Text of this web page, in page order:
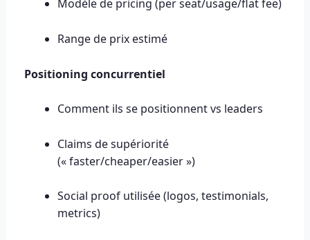
Modèle de pricing (per seat/usage/flat fee)
Range de prix estimé
Positioning concurrentiel
Comment ils se positionnent vs leaders
Claims de supériorité
(« faster/cheaper/easier »)
Social proof utilisée (logos, testimonials,
metrics)